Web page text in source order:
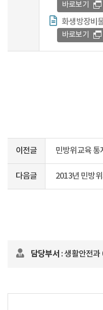
바로보기
화생방장비
바로보기
이전글 민방위교육 통
다음글 2013년 민방
담당부서 : 생활안전